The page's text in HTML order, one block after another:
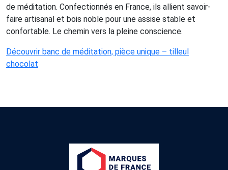
de méditation. Confectionnés en France, ils allient savoir-
faire artisanal et bois noble pour une assise stable et
confortable. Le chemin vers la pleine conscience.
Découvrir banc de méditation, pièce unique – tilleul
chocolat